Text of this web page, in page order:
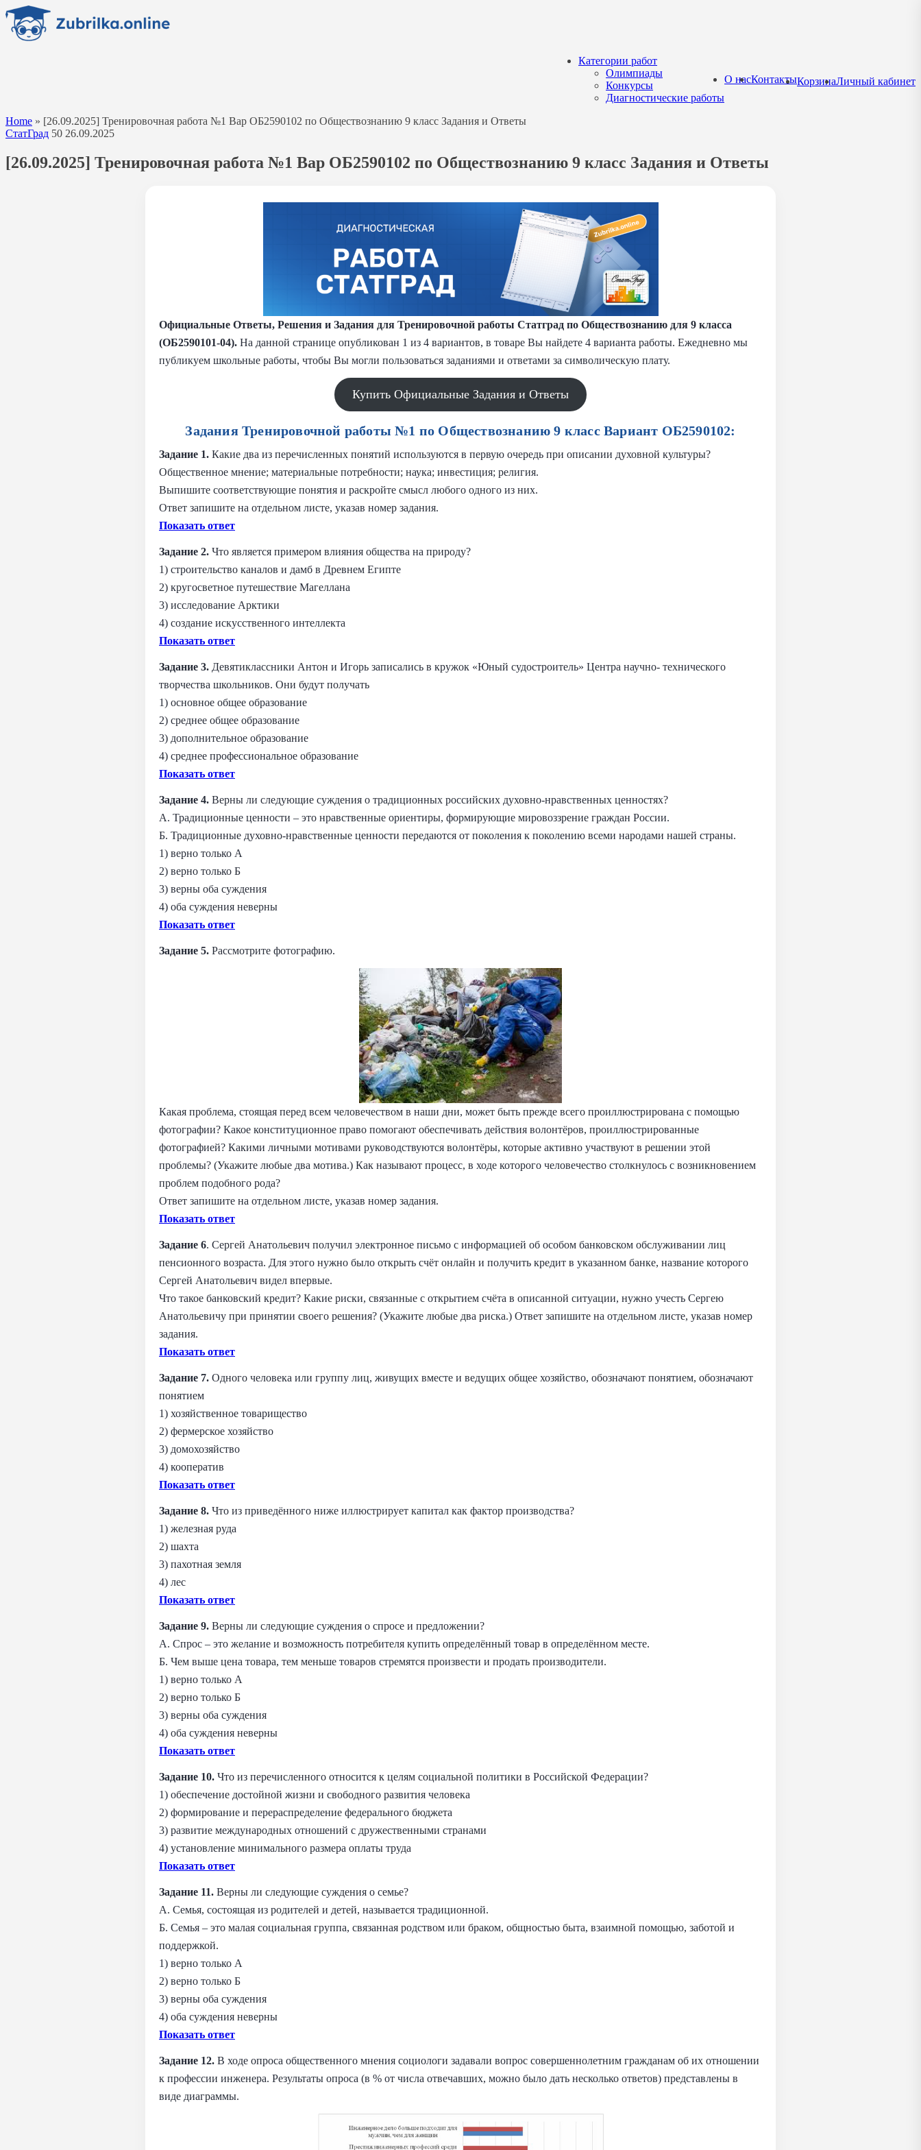
Перейти
содержанию
Категории работ
Олимпиады
Конкурсы
Диагностические работы
О насКонтактыКорзинаЛичный кабинет
Home » [26.09.2025] Тренировочная работа №1 Вар ОБ2590102 по Обществознанию 9 класс Задания и Ответы
СтатГрад 50 26.09.2025
[26.09.2025] Тренировочная работа №1 Вар ОБ2590102 по Обществознанию 9 класс Задания и Ответы
Официальные Ответы, Решения и Задания для Тренировочной работы Статград по Обществознанию для 9 класса
(ОБ2590101-04). На данной странице опубликован 1 из 4 вариантов, в товаре Вы найдете 4 варианта работы. Ежедневно мы
публикуем школьные работы, чтобы Вы могли пользоваться заданиями и ответами за символическую плату.
Купить Официальные Задания и Ответы
Задания Тренировочной работы №1 по Обществознанию 9 класс Вариант ОБ2590102:
Задание 1. Какие два из перечисленных понятий используются в первую очередь при описании духовной культуры?
Общественное мнение; материальные потребности; наука; инвестиция; религия.
Выпишите соответствующие понятия и раскройте смысл любого одного из них.
Ответ запишите на отдельном листе, указав номер задания.
Показать ответ
Задание 2. Что является примером влияния общества на природу?
1) строительство каналов и дамб в Древнем Египте
2) кругосветное путешествие Магеллана
3) исследование Арктики
4) создание искусственного интеллекта
Показать ответ
Задание 3. Девятиклассники Антон и Игорь записались в кружок «Юный судостроитель» Центра научно- технического
творчества школьников. Они будут получать
1) основное общее образование
2) среднее общее образование
3) дополнительное образование
4) среднее профессиональное образование
Показать ответ
Задание 4. Верны ли следующие суждения о традиционных российских духовно-нравственных ценностях?
А. Традиционные ценности – это нравственные ориентиры, формирующие мировоззрение граждан России.
Б. Традиционные духовно-нравственные ценности передаются от поколения к поколению всеми народами нашей страны.
1) верно только А
2) верно только Б
3) верны оба суждения
4) оба суждения неверны
Показать ответ
Задание 5. Рассмотрите фотографию.
Какая проблема, стоящая перед всем человечеством в наши дни, может быть прежде всего проиллюстрирована с помощью
фотографии? Какое конституционное право помогают обеспечивать действия волонтёров, проиллюстрированные
фотографией? Какими личными мотивами руководствуются волонтёры, которые активно участвуют в решении этой
проблемы? (Укажите любые два мотива.) Как называют процесс, в ходе которого человечество столкнулось с возникновением
проблем подобного рода?
Ответ запишите на отдельном листе, указав номер задания.
Показать ответ
Задание 6. Сергей Анатольевич получил электронное письмо с информацией об особом банковском обслуживании лиц
пенсионного возраста. Для этого нужно было открыть счёт онлайн и получить кредит в указанном банке, название которого
Сергей Анатольевич видел впервые.
Что такое банковский кредит? Какие риски, связанные с открытием счёта в описанной ситуации, нужно учесть Сергею
Анатольевичу при принятии своего решения? (Укажите любые два риска.) Ответ запишите на отдельном листе, указав номер
задания.
Показать ответ
Задание 7. Одного человека или группу лиц, живущих вместе и ведущих общее хозяйство, обозначают понятием, обозначают
понятием
1) хозяйственное товарищество
2) фермерское хозяйство
3) домохозяйство
4) кооператив
Показать ответ
Задание 8. Что из приведённого ниже иллюстрирует капитал как фактор производства?
1) железная руда
2) шахта
3) пахотная земля
4) лес
Показать ответ
Задание 9. Верны ли следующие суждения о спросе и предложении?
А. Спрос – это желание и возможность потребителя купить определённый товар в определённом месте.
Б. Чем выше цена товара, тем меньше товаров стремятся произвести и продать производители.
1) верно только А
2) верно только Б
3) верны оба суждения
4) оба суждения неверны
Показать ответ
Задание 10. Что из перечисленного относится к целям социальной политики в Российской Федерации?
1) обеспечение достойной жизни и свободного развития человека
2) формирование и перераспределение федерального бюджета
3) развитие международных отношений с дружественными странами
4) установление минимального размера оплаты труда
Показать ответ
Задание 11. Верны ли следующие суждения о семье?
А. Семья, состоящая из родителей и детей, называется традиционной.
Б. Семья – это малая социальная группа, связанная родством или браком, общностью быта, взаимной помощью, заботой и
поддержкой.
1) верно только А
2) верно только Б
3) верны оба суждения
4) оба суждения неверны
Показать ответ
Задание 12. В ходе опроса общественного мнения социологи задавали вопрос совершеннолетним гражданам об их отношении
к профессии инженера. Результаты опроса (в % от числа отвечавших, можно было дать несколько ответов) представлены в
виде диаграммы.